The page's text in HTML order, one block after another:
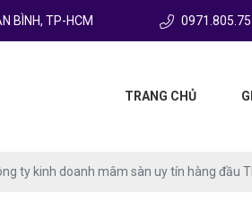
BÌNH, TP-HCM
TRANG CHỦ
ty kinh doanh mâm sàn uy tín hàng đầu